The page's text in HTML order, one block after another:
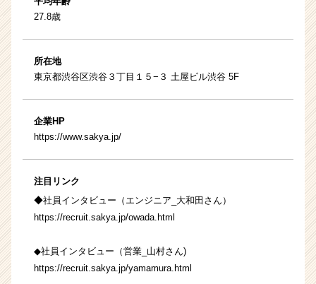
27.8歳
所在地
東京都渋谷区渋谷３丁目１５−３ 土屋ビル渋谷 5F
企業HP
https://www.sakya.jp/
注目リンク
◆社員インタビュー（エンジニア_大和田さん）
https://recruit.sakya.jp/owada.html
◆社員インタビュー（営業_山村さん)
https://recruit.sakya.jp/yamamura.html